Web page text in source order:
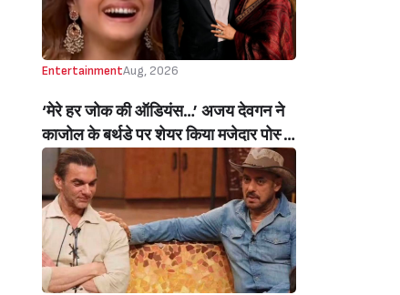
EntertainmentAug, 2026
‘मेरे हर जोक की ऑडियंस…’ अजय देवगन ने
काजोल के बर्थडे पर शेयर किया मजेदार पोस्ट,
हंसती-ठहाका लगाती काजोल पर लुटाया प्यार
(My Best Joke Has Had The Same
Audience’ Ajay Devgn’s Heartfelt
Birthday Wish Melts Kajol’s Fans)